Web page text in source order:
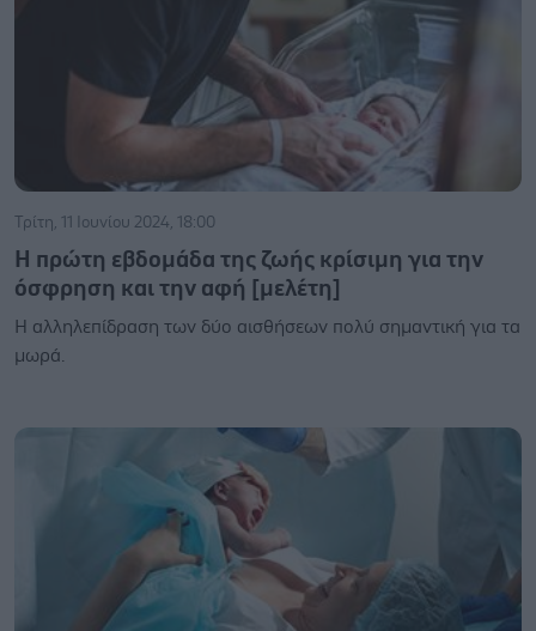
Τρίτη, 11 Ιουνίου 2024, 18:00
Η πρώτη εβδομάδα της ζωής κρίσιμη για την
όσφρηση και την αφή [μελέτη]
Η αλληλεπίδραση των δύο αισθήσεων πολύ σημαντική για τα
μωρά.